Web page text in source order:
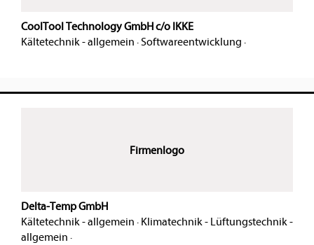
CoolTool Technology GmbH c/o IKKE
Kältetechnik - allgemein ·Softwareentwicklung ·
Firmenlogo
Delta-Temp GmbH
Kältetechnik - allgemein · Klimatechnik - Lüftungstechnik -
allgemein ·